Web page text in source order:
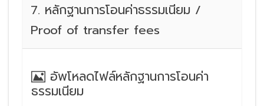
7. หลักฐานการโอนค่าธรรมเนียม /
Proof of transfer fees
อัพโหลดไฟล์หลักฐานการโอนค่า
ธรรมเนียม